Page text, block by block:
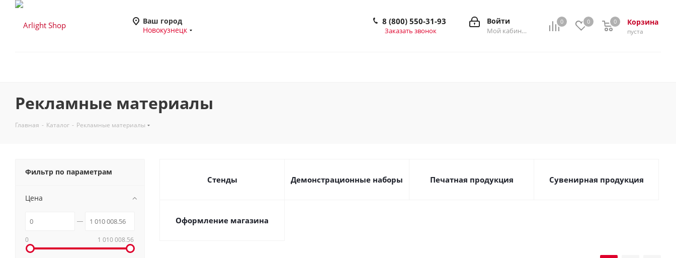
Ваш город
Новокузнецк
0 0 Корзина
0
пуста
0
Войти
Мой кабинет
8 (800) 550-31-93
Заказать звонок
Рекламные материалы
Главная - Каталог - Рекламные материалы
Стенды Демонстрационные наборы Печатная продукция Сувенирная продукция
Оформление магазина
Фильтр по параметрам
Цена
0 1 010 008.56